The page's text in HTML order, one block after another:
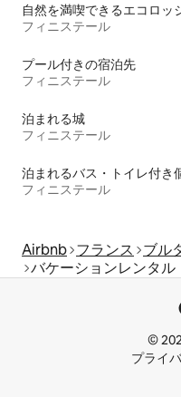
フィニステール
プール付きの宿泊先
フィニステール
泊まれる城
フィニステール
フィニステール
Airbnb フランス ブル
バケーションレンタル
©
プライ